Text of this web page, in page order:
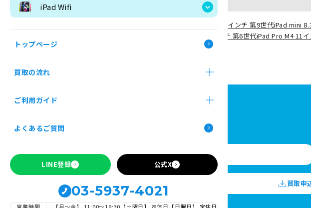
iPad Wifi
トップページ
買取の流れ
ご利用ガイド
SIMロックの解除について
よくあるご質問
LINE登録 公式X
03-5937-4021
iPad Wifi
iPad 10.2インチ 第9世代iPad mini
iPad Air 13インチ 第6世代iPad Pro M4 11イ
iPad Air 11インチ 第7世代
買取価格検索
買取申